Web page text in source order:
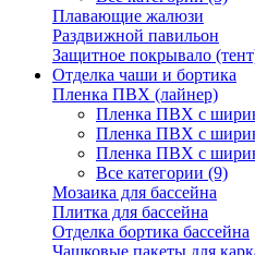
Плавающие жалюзи
Раздвижной павильон
Защитное покрывало
Отделка чаши и бортика
Пленка ПВХ (лайнер)
Пленка ПВХ с
Пленка ПВХ с
Пленка ПВХ с
Все категории (9)
Мозаика для бассейна
Плитка для бассейна
Отделка бортика бассейна
Чашковые пакеты для